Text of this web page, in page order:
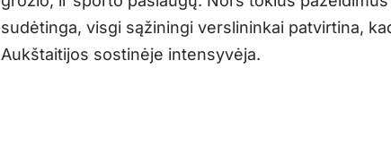
sudėtinga, visgi sąžiningi verslininkai patvirtina,
Aukštaitijos sostinėje intensyvėja.